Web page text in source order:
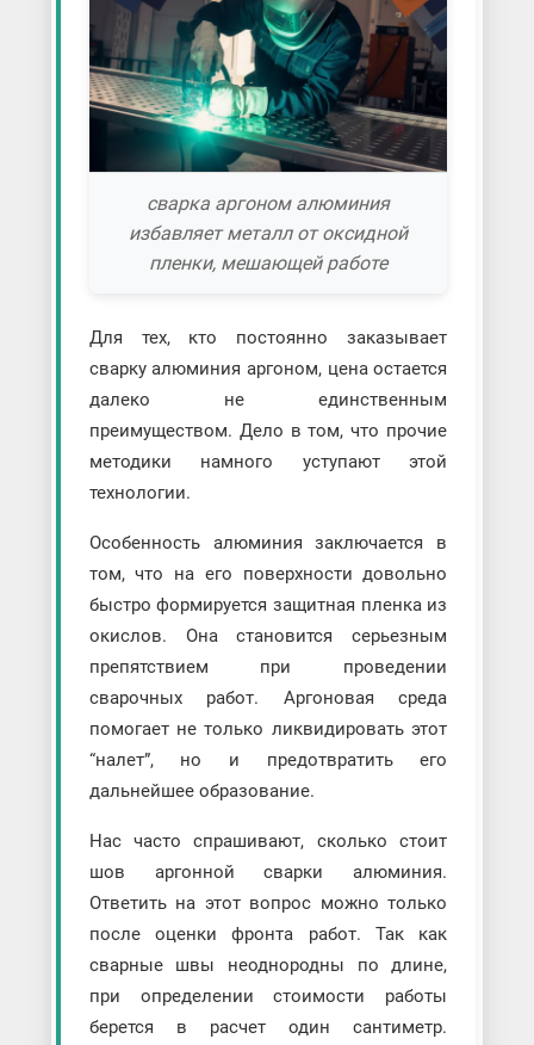
сварка аргоном алюминия
избавляет металл от оксидной
пленки, мешающей работе
Для тех, кто постоянно заказывает
сварку алюминия аргоном, цена остается
далеко не единственным
преимуществом. Дело в том, что прочие
методики намного уступают этой
технологии.
Особенность алюминия заключается в
том, что на его поверхности довольно
быстро формируется защитная пленка из
окислов. Она становится серьезным
препятствием при проведении
сварочных работ. Аргоновая среда
помогает не только ликвидировать этот
“налет”, но и предотвратить его
дальнейшее образование.
Нас часто спрашивают, сколько стоит
шов аргонной сварки алюминия.
Ответить на этот вопрос можно только
после оценки фронта работ. Так как
сварные швы неоднородны по длине,
при определении стоимости работы
берется в расчет один сантиметр.